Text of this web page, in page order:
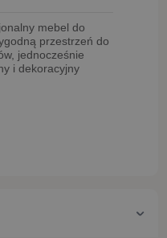
mebel do
przestrzeń do
jednocześnie
i dekoracyjny